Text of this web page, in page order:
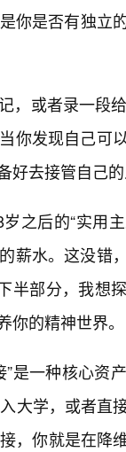
你是否有独立
，或者录一段
发现自己可
去接管自己的
之后的“实用
薪水。这没错
半部分，我想
的精神世界。
是一种核心资
大学，或者直
，你就是在降